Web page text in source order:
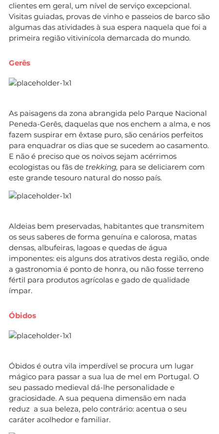
clientes em geral, um nível de serviço excepcional.
Visitas guiadas, provas de vinho e passeios de barco são
algumas das atividades à sua espera naquela que foi a
primeira região vitivinícola demarcada do mundo.
Gerês
As paisagens da zona abrangida pelo Parque Nacional
Peneda-Gerês, daquelas que nos enchem a alma, e nos
fazem suspirar em êxtase puro, são cenários perfeitos
para enquadrar os dias que se sucedem ao casamento.
E não é preciso que os noivos sejam acérrimos
ecologistas ou fãs de trekking, para se deliciarem com
este grande tesouro natural do nosso país.
Aldeias bem preservadas, habitantes que transmitem
os seus saberes de forma genuína e calorosa, matas
densas, albufeiras, lagoas e quedas de água
imponentes: eis alguns dos atrativos desta região, onde
a gastronomia é ponto de honra, ou não fosse terreno
fértil para produtos agrícolas e gado de qualidade
ímpar.
Óbidos
Óbidos é outra vila imperdível se procura um lugar
mágico para passar a sua lua de mel em Portugal. O
seu passado medieval dá-lhe personalidade e
graciosidade. A sua pequena dimensão em nada
reduz a sua beleza, pelo contrário: acentua o seu
caráter acolhedor e familiar.